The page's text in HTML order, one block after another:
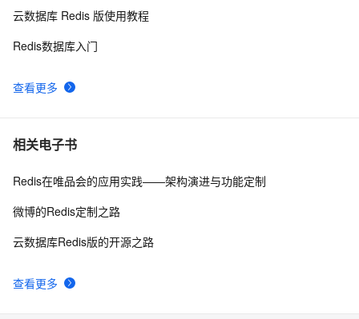
查看更多
云数据库 Redis 版使用教程
Redis数据库入门
相关电子书
查看更多
Redis在唯品会的应用实践——架构演进与功能定制
微博的Redis定制之路
云数据库Redis版的开源之路